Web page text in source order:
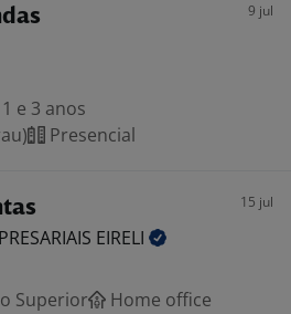
9 jul
e 3 anos
Presencial
15 jul
EIRELI
Superior Home office